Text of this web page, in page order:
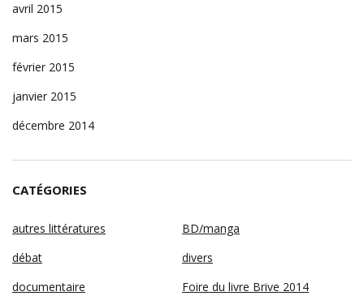
avril 2015
mars 2015
février 2015
janvier 2015
décembre 2014
CATÉGORIES
autres littératures
BD/manga
débat
divers
documentaire
Foire du livre Brive 2014